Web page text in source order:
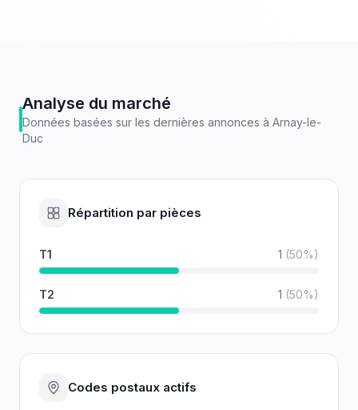
Analyse du marché
Données basées sur les dernières annonces à Arnay-le-
Duc
Répartition par pièces
T1 1 (50%)
T2 1 (50%)
Codes postaux actifs